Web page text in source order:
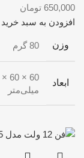
650,000 تومان
افزودن به سبد خرید
وزن 80 گرم
ابعاد
میلی‌متر